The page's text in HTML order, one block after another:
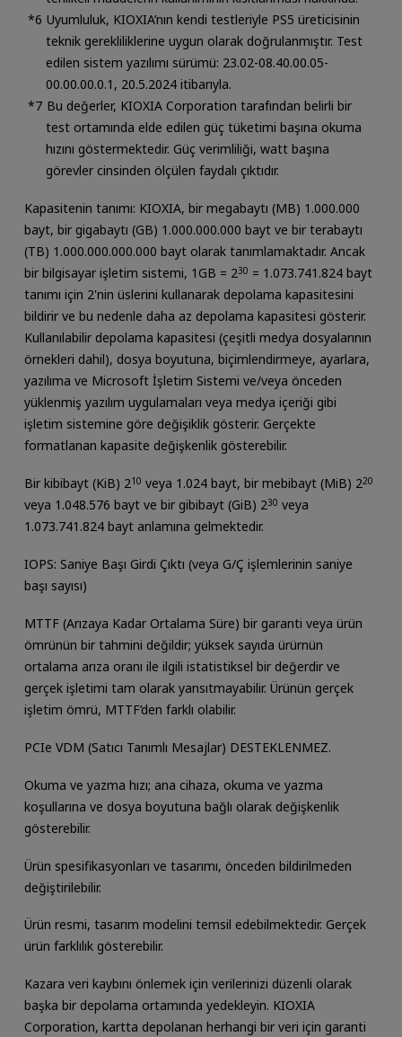
Uyumluluk, KIOXIA’nın kendi testleriyle PS5 üreticisinin
teknik gerekliliklerine uygun olarak doğrulanmıştır. Test
edilen sistem yazılımı sürümü: 23.02-08.40.00.05-
00.00.00.0.1, 20.5.2024 itibarıyla.
Bu değerler, KIOXIA Corporation tarafından belirli bir
test ortamında elde edilen güç tüketimi başına okuma
hızını göstermektedir. Güç verimliliği, watt başına
görevler cinsinden ölçülen faydalı çıktıdır.
Kapasitenin tanımı: KIOXIA, bir megabaytı (MB) 1.000.000
bayt, bir gigabaytı (GB) 1.000.000.000 bayt ve bir terabaytı
(TB) 1.000.000.000.000 bayt olarak tanımlamaktadır. Ancak
bir bilgisayar işletim sistemi, 1GB = 230 = 1.073.741.824 bayt
tanımı için 2'nin üslerini kullanarak depolama kapasitesini
bildirir ve bu nedenle daha az depolama kapasitesi gösterir.
Kullanılabilir depolama kapasitesi (çeşitli medya dosyalarının
örnekleri dahil), dosya boyutuna, biçimlendirmeye, ayarlara,
yazılıma ve Microsoft İşletim Sistemi ve/veya önceden
yüklenmiş yazılım uygulamaları veya medya içeriği gibi
işletim sistemine göre değişiklik gösterir. Gerçekte
formatlanan kapasite değişkenlik gösterebilir.
Bir kibibayt (KiB) 210 veya 1.024 bayt, bir mebibayt (MiB) 220
veya 1.048.576 bayt ve bir gibibayt (GiB) 230 veya
1.073.741.824 bayt anlamına gelmektedir.
IOPS: Saniye Başı Girdi Çıktı (veya G/Ç işlemlerinin saniye
başı sayısı)
MTTF (Arızaya Kadar Ortalama Süre) bir garanti veya ürün
ömrünün bir tahmini değildir; yüksek sayıda ürürnün
ortalama arıza oranı ile ilgili istatistiksel bir değerdir ve
gerçek işletimi tam olarak yansıtmayabilir. Ürünün gerçek
işletim ömrü, MTTF’den farklı olabilir.
PCIe VDM (Satıcı Tanımlı Mesajlar) DESTEKLENMEZ.
Okuma ve yazma hızı; ana cihaza, okuma ve yazma
koşullarına ve dosya boyutuna bağlı olarak değişkenlik
gösterebilir.
Ürün spesifikasyonları ve tasarımı, önceden bildirilmeden
değiştirilebilir.
Ürün resmi, tasarım modelini temsil edebilmektedir. Gerçek
ürün farklılık gösterebilir.
Kazara veri kaybını önlemek için verilerinizi düzenli olarak
başka bir depolama ortamında yedekleyin. KIOXIA
Corporation, kartta depolanan herhangi bir veri için garanti